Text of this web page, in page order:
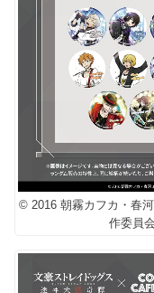
© 2016 朝霧カフカ・春
作委員